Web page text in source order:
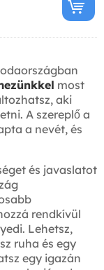
most
aki
A szereplő a
a nevét, és
és javaslatot
rendkívül
Lehetsz,
ruha és egy
egy igazán